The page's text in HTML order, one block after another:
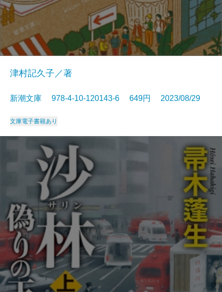
津村記久子／著
新潮文庫 978-4-10-120143-6 649円 2023/08/29
文庫電子書籍あり